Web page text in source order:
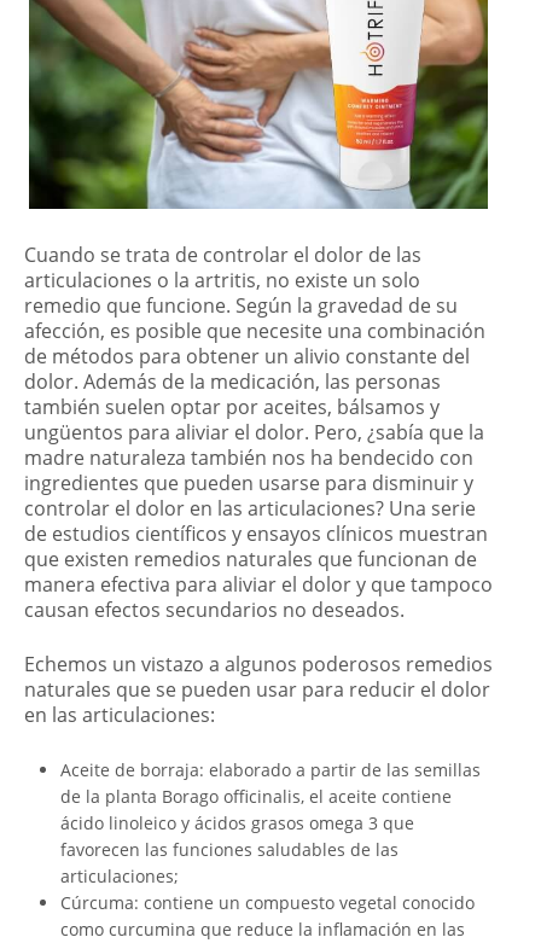
Cuando se trata de controlar el dolor de las
articulaciones o la artritis, no existe un solo
remedio que funcione. Según la gravedad de su
afección, es posible que necesite una combinación
de métodos para obtener un alivio constante del
dolor. Además de la medicación, las personas
también suelen optar por aceites, bálsamos y
ungüentos para aliviar el dolor. Pero, ¿sabía que la
madre naturaleza también nos ha bendecido con
ingredientes que pueden usarse para disminuir y
controlar el dolor en las articulaciones? Una serie
de estudios científicos y ensayos clínicos muestran
que existen remedios naturales que funcionan de
manera efectiva para aliviar el dolor y que tampoco
causan efectos secundarios no deseados.
Echemos un vistazo a algunos poderosos remedios
naturales que se pueden usar para reducir el dolor
en las articulaciones:
Aceite de borraja: elaborado a partir de las semillas
de la planta Borago officinalis, el aceite contiene
ácido linoleico y ácidos grasos omega 3 que
favorecen las funciones saludables de las
articulaciones;
Cúrcuma: contiene un compuesto vegetal conocido
como curcumina que reduce la inflamación en las